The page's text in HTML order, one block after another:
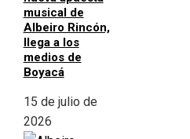
musical de
Albeiro Rincón,
llega a los
medios de
Boyacá
15 de julio de
2026